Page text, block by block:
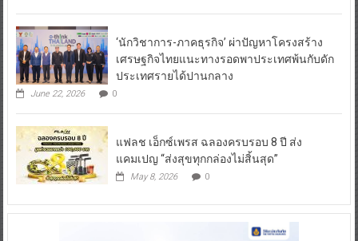
‘นักวิชาการ-ภาคธุรกิจ’ ผ่าปัญหาโครงสร้าง
เศรษฐกิจไทยแนะทางรอดพาประเทศพ้นกับดัก
ประเทศรายได้ปานกลาง
June 22, 2026 0
แฟลช เอ็กซ์เพรส ฉลองครบรอบ 8 ปี ส่ง
แคมเปญ “ส่งสุขทุกกล่องไม่สิ้นสุด”
May 8, 2026 0